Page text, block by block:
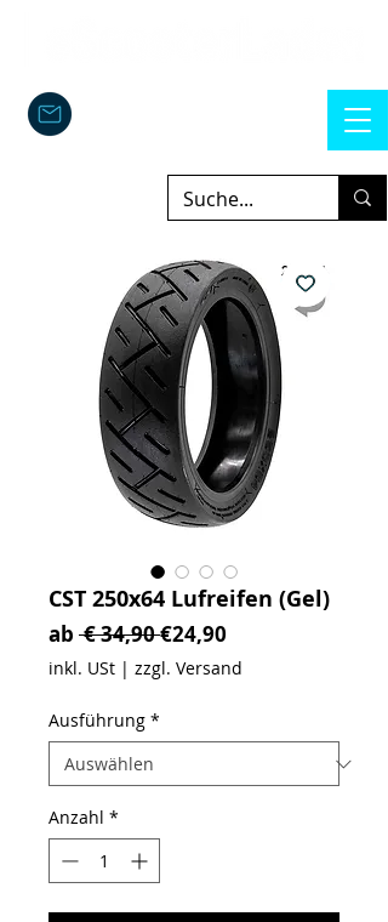
CST 250x64 Lufreifen (Gel)
ab € 34,90 Standardpreis
€24,90
inkl. USt | zzgl. Versand
Ausführung *
Anzahl *